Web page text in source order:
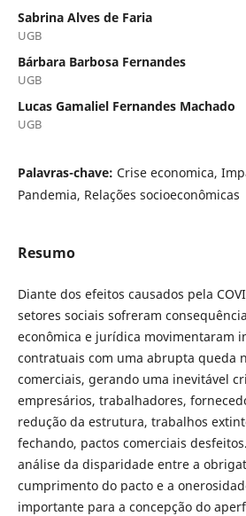
Sabrina Alves de Faria
UGB
Bárbara Barbosa Fernandes
UGB
Lucas Gamaliel Fernandes Machado
UGB
Palavras-chave: Crise economica,
Pandemia, Relações socioeconômicas
Resumo
Diante dos efeitos causados pela
setores sociais sofreram
econômica e jurídica movimentaram
contratuais com uma abrupta queda
comerciais, gerando uma inevitável
empresários, trabalhadores,
redução da estrutura, trabalhos
fechando, pactos comerciais
análise da disparidade entre a
cumprimento do pacto e a
importante para a concepção do